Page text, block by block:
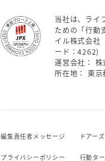
当社は、ライ
ための「行動
イル株式会社
ード：4262)
運営会社： 株
所在地： 東
編集責任者メッセージ ドアー
プライバシーポリシー 行動タ